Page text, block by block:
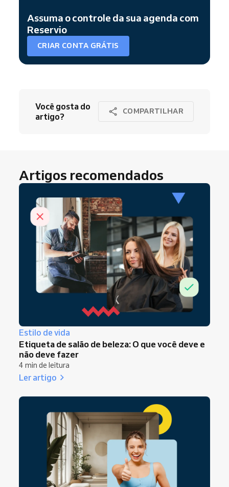
Assuma o controle da sua agenda com
Reservio
CRIAR CONTA GRÁTIS
Você gosta do
artigo?
COMPARTILHAR
Artigos recomendados
Estilo de vida
Etiqueta de salão de beleza: O que você deve e
não deve fazer
4 min de leitura
Ler artigo